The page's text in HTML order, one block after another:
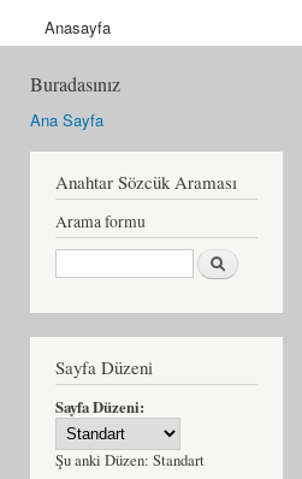
Anasayfa
Buradasınız
Ana Sayfa
Anahtar Sözcük Araması
Arama formu
Ara
Sayfa Düzeni
Sayfa Düzeni:
Şu anki Düzen: Standart